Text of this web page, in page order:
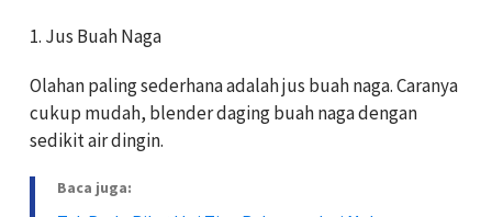
1. Jus Buah Naga
Olahan paling sederhana adalah jus buah naga. Caranya
cukup mudah, blender daging buah naga dengan
sedikit air dingin.
Baca juga: